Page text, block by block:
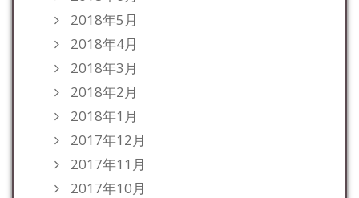
2018年5月
2018年4月
2018年3月
2018年2月
2018年1月
2017年12月
2017年11月
2017年10月